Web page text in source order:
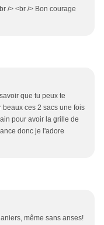
/> <br /> Bon courage
que tu peux te
beaux ces 2 sacs une fois
pour avoir la grille de
donc je l'adore
même sans anses!